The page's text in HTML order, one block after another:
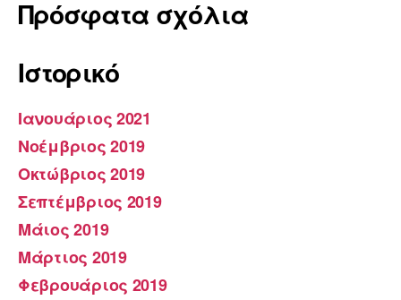
Πρόσφατα σχόλια
Ιστορικό
Ιανουάριος 2021
Νοέμβριος 2019
Οκτώβριος 2019
Σεπτέμβριος 2019
Μάιος 2019
Μάρτιος 2019
Φεβρουάριος 2019